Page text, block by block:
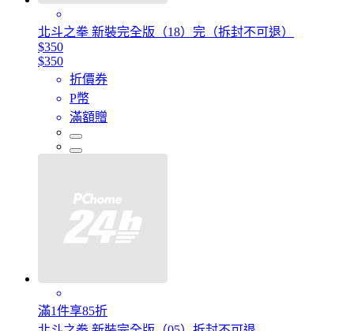
北斗之拳 新裝完全版（18）完（拆封不可退）
$350
$350
折價券
P幣
滿額贈
滿1件享85折